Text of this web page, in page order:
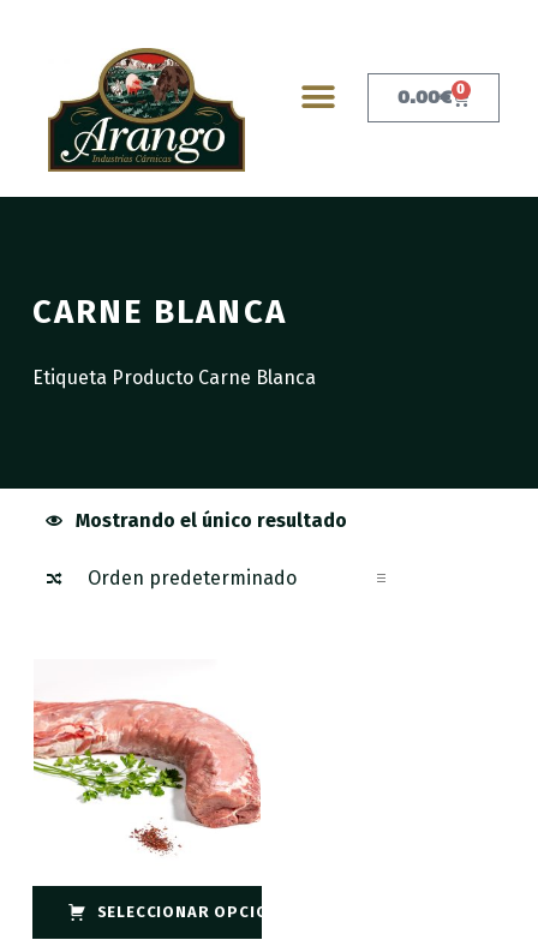
0.00€ 0
CARNE BLANCA
Etiqueta Producto Carne Blanca
Mostrando el único resultado
SELECCIONAR OPCIONES